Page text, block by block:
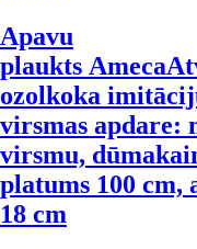
Apavu
plaukts Ameca
ozolkoka
virsmas apdare:
virsmu,
platums 100 cm,
18 cm